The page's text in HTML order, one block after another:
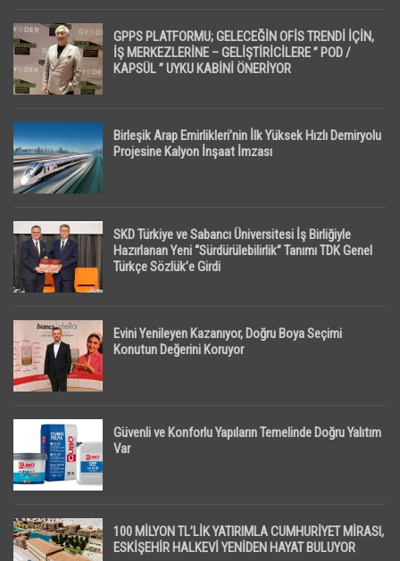
GPPS PLATFORMU; GELECEĞİN OFİS TRENDİ İÇİN,
İŞ MERKEZLERİNE – GELİŞTİRİCİLERE ” POD /
KAPSÜL ” UYKU KABİNİ ÖNERİYOR
Birleşik Arap Emirlikleri’nin İlk Yüksek Hızlı Demiryolu
Projesine Kalyon İnşaat İmzası
SKD Türkiye ve Sabancı Üniversitesi İş Birliğiyle
Hazırlanan Yeni “Sürdürülebilirlik” Tanımı TDK Genel
Türkçe Sözlük’e Girdi
Evini Yenileyen Kazanıyor, Doğru Boya Seçimi
Konutun Değerini Koruyor
Güvenli ve Konforlu Yapıların Temelinde Doğru Yalıtım
Var
100 MİLYON TL’LİK YATIRIMLA CUMHURİYET MİRASI,
ESKİŞEHİR HALKEVİ YENİDEN HAYAT BULUYOR